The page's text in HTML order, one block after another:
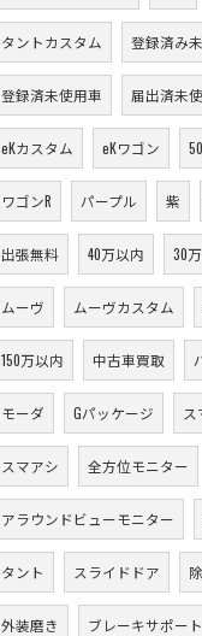
タントカスタム 登録済み
登録済未使用車 届出済未
eKカスタム eKワゴン
ワゴンR パープル 紫
出張無料 40万以内 30
ムーヴ ムーヴカスタム
150万以内 中古車買取
モーダ Gパッケージ
スマアシ 全方位モニター
アラウンドビューモニター
タント スライドドア
外装磨き ブレーキサポート